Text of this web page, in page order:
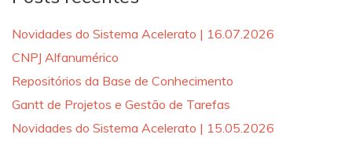
Novidades do Sistema Acelerato | 16.07.2026
CNPJ Alfanumérico
Repositórios da Base de Conhecimento
Gantt de Projetos e Gestão de Tarefas
Novidades do Sistema Acelerato | 15.05.2026